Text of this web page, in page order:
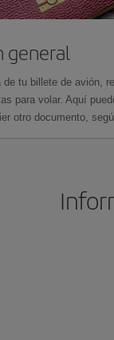
general
tu billete de avión,
para volar. Aquí
otro documento,